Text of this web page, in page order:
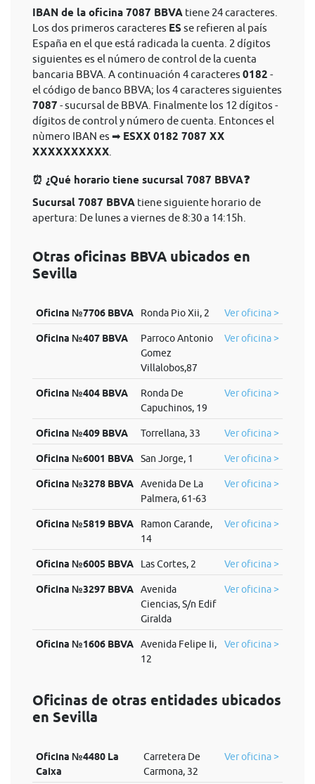
IBAN de la oficina 7087 BBVA tiene 24 caracteres.
Los dos primeros caracteres ES se refieren al país
España en el que está radicada la cuenta. 2 dígitos
siguientes es el número de control de la cuenta
bancaria BBVA. A continuación 4 caracteres 0182 -
el código de banco BBVA; los 4 caracteres siguientes
7087 - sucursal de BBVA. Finalmente los 12 dígitos -
dígitos de control y número de cuenta. Entonces el
nùmero IBAN es ➡ ESXX 0182 7087 XX
XXXXXXXXXX
⏰ ¿Qué horario tiene sucursal 7087 BBVA❓
Sucursal 7087 BBVA tiene siguiente horario de
apertura: De lunes a viernes de 8:30 a 14:15h.
Otras oficinas BBVA ubicados en
Sevilla
Oficina №7706 BBVA Ronda Pio Xii, 2 Ver oficina >
Oficina №407 BBVA
Parroco Antonio
Gomez
Villalobos,87
Ver oficina >
Oficina №404 BBVA
Ronda De
Capuchinos, 19
Ver oficina >
Oficina №409 BBVA Torrellana, 33 Ver oficina >
Oficina №6001 BBVA San Jorge, 1 Ver oficina >
Oficina №3278 BBVA
Avenida De La
Palmera, 61-63
Ver oficina >
Oficina №5819 BBVA
Ramon Carande,
14
Ver oficina >
Oficina №6005 BBVA Las Cortes, 2 Ver oficina >
Oficina №3297 BBVA
Avenida
Ciencias, S/n Edif
Giralda
Ver oficina >
Oficina №1606 BBVA
Avenida Felipe Ii,
12
Ver oficina >
Oficinas de otras entidades ubicados
en Sevilla
Oficina №4480 La
Caixa
Carretera De
Carmona, 32
Ver oficina >